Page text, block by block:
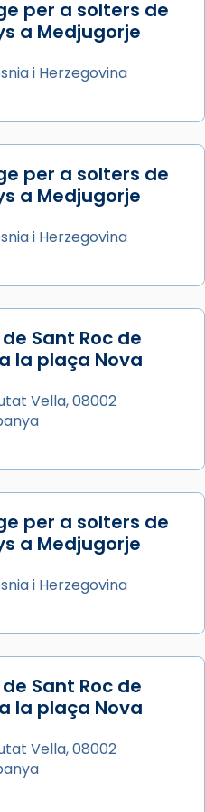
el cardenal Joan
la missa i l’ha
de Barcelona,
de sant Cugat, a
sorgeix la tradició
a Júlia”) i
Semprònia =
I l’any 1667, el
afirma en una obra
de l’antiga Iluro.
les relíq
per a solters de
a Medjugorje
i Herzegovina
per a solters de
a Medjugorje
i Herzegovina
Sant Roc de
la plaça Nova
Vella, 08002
per a solters de
a Medjugorje
i Herzegovina
Sant Roc de
la plaça Nova
Vella, 08002